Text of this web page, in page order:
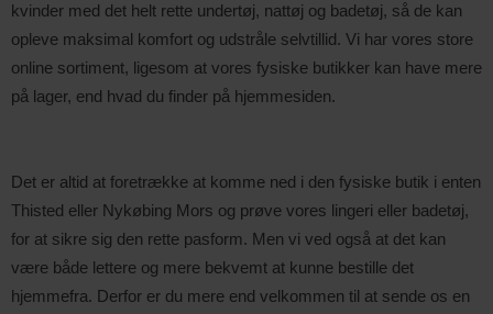
kvinder med det helt rette undertøj, nattøj og badetøj, så de kan
opleve maksimal komfort og udstråle selvtillid. Vi har vores store
online sortiment, ligesom at vores fysiske butikker kan have mere
på lager, end hvad du finder på hjemmesiden.
Det er altid at foretrække at komme ned i den fysiske butik i enten
Thisted eller Nykøbing Mors og prøve vores lingeri eller badetøj,
for at sikre sig den rette pasform. Men vi ved også at det kan
være både lettere og mere bekvemt at kunne bestille det
hjemmefra. Derfor er du mere end velkommen til at sende os en